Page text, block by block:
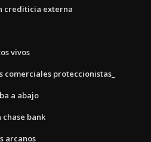
crediticia externa
vivos
comerciales proteccionistas_
a abajo
bank
arcanos